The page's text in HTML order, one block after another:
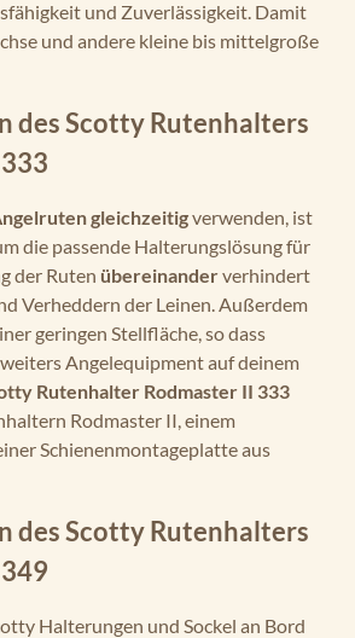
und Zuverlässigkeit. Damit
und andere kleine bis mittelgroße
des Scotty Rutenhalters
gleichzeitigverwenden, ist
die passende Halterungslösung für
der Ruten übereinanderverhindert
Verheddern der Leinen. Außerdem
geringen Stellfläche, so dass
Angelequipment auf deinem
Rutenhalter Rodmaster II 333
Rodmaster II, einem
Schienenmontageplatte aus
des Scotty Rutenhalters
Halterungen und Sockel an Bord